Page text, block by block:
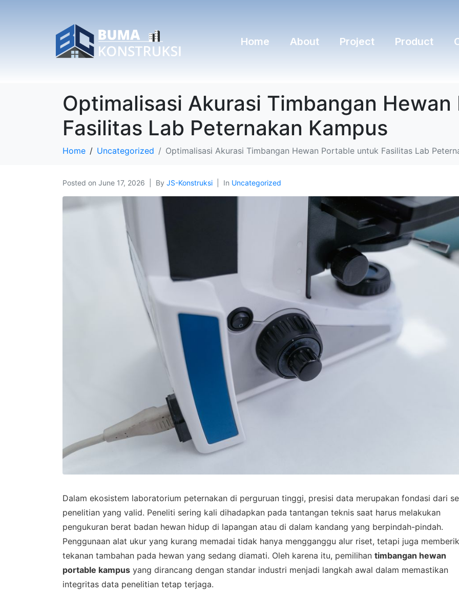
Home About Project Product
Optimalisasi Akurasi Timbangan
Fasilitas Lab Peternakan Kampus
Home Uncategorized Optimalisasi Akurasi Timbangan Hewan Portable untuk Fasilitas Lab
Posted on June 17, 2026 By JS-Konstruksi In Uncategorized
Dalam ekosistem laboratorium peternakan di perguruan tinggi, presisi data merupakan fondasi dari
penelitian yang valid. Peneliti sering kali dihadapkan pada tantangan teknis saat harus melakukan
pengukuran berat badan hewan hidup di lapangan atau di dalam kandang yang berpindah-pindah.
Penggunaan alat ukur yang kurang memadai tidak hanya mengganggu alur riset, tetapi juga
tekanan tambahan pada hewan yang sedang diamati. Oleh karena itu, pemilihan timbangan hewan
portable kampus yang dirancang dengan standar industri menjadi langkah awal dalam memastikan
integritas data penelitian tetap terjaga.